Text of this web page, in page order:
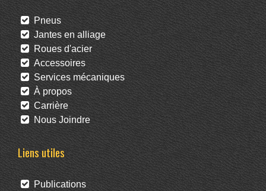
Pneus
Jantes en alliage
Roues d'acier
Accessoires
Services mécaniques
À propos
Carrière
Nous Joindre
Liens utiles
Publications